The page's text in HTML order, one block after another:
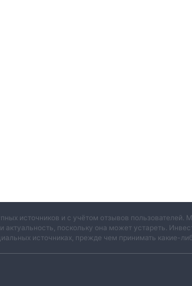
источников и с учётом отзывов
актуальность, поскольку она может устареть.
источниках, прежде чем принимать какие-